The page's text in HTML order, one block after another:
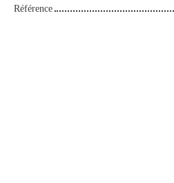
Référence